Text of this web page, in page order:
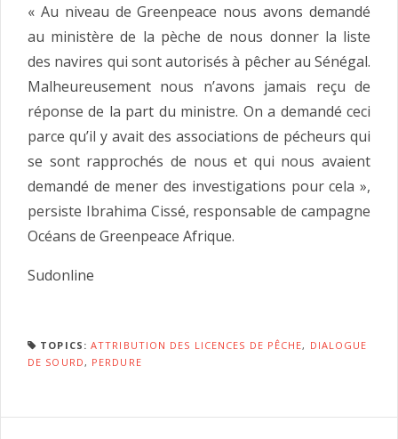
« Au niveau de Greenpeace nous avons demandé
au ministère de la pèche de nous donner la liste
des navires qui sont autorisés à pêcher au Sénégal.
Malheureusement nous n’avons jamais reçu de
réponse de la part du ministre. On a demandé ceci
parce qu’il y avait des associations de pécheurs qui
se sont rapprochés de nous et qui nous avaient
demandé de mener des investigations pour cela »,
persiste Ibrahima Cissé, responsable de campagne
Océans de Greenpeace Afrique.
Sudonline
TOPICS: ATTRIBUTION DES LICENCES DE PÊCHE, DIALOGUE
DE SOURD , PERDURE